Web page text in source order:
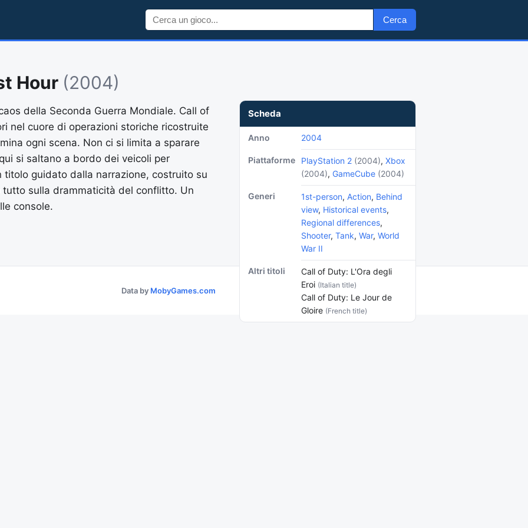
Cerca
Hour (2004)
Scheda
Anno 2004
Piattaforme PlayStation 2 (2004), Xbox
(2004), GameCube (2004)
Generi 1st-person, Action, Behind
view, Historical events,
Regional differences,
Shooter, Tank, War, World
War II
Altri titoli
Call of Duty: L'Ora degli
Eroi (Italian title)
Call of Duty: Le Jour de
Gloire (French title)
della Seconda Guerra Mondiale. Call of
nel cuore di operazioni storiche ricostruite
ogni scena. Non ci si limita a sparare
si saltano a bordo dei veicoli per
titolo guidato dalla narrazione, costruito su
sulla drammaticità del conflitto. Un
console.
Data by MobyGames.com